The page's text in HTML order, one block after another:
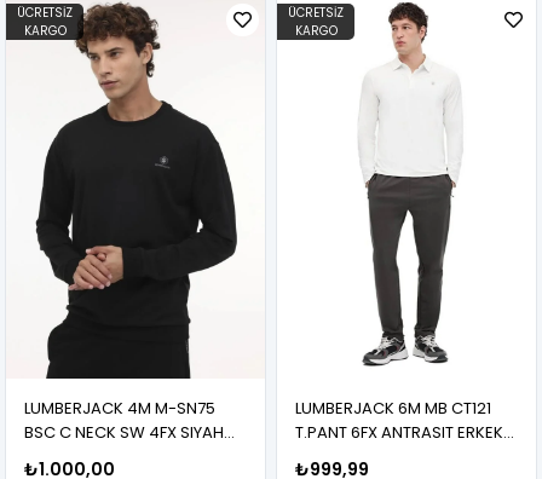
LUMBERJACK 4M M-SN75
BSC C NECK SW 4FX SIYAH
ERKEK Sweatshirt
₺1.000,00
ÜCRETSIZ
KARGO
LUMBERJACK 6M MB CT121
T.PANT 6FX ANTRASIT ERKEK
EŞOFMAN ALTI
₺999,99
ÜCRETSIZ
KARGO